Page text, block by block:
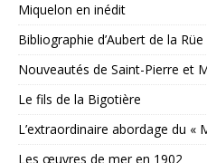
Miquelon en inédit
Bibliographie d’Aubert de la Rüe
Nouveautés de Saint-Pierre et
Le fils de la Bigotière
L’extraordinaire abordage du «
Les œuvres de mer en 1902